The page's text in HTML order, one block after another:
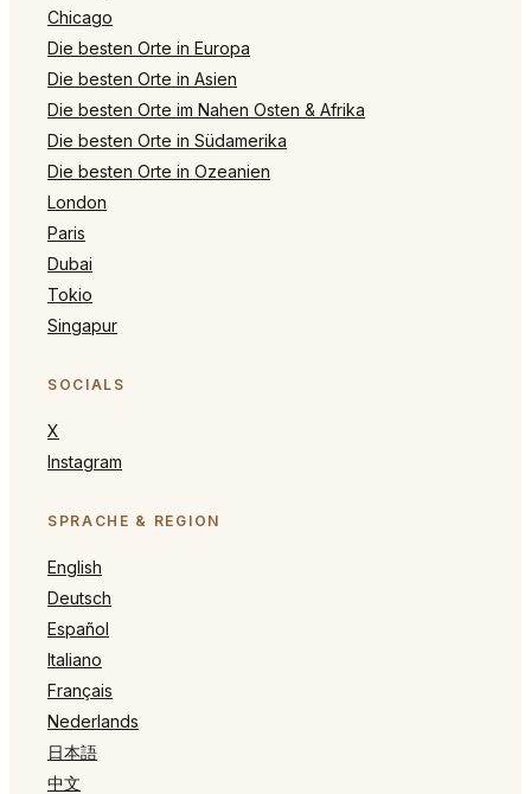
Chicago
Die besten Orte in Europa
Die besten Orte in Asien
Die besten Orte im Nahen Osten & Afrika
Die besten Orte in Südamerika
Die besten Orte in Ozeanien
London
Paris
Dubai
Tokio
Singapur
SOCIALS
X
Instagram
SPRACHE & REGION
English
Deutsch
Español
Italiano
Français
Nederlands
日本語
中文